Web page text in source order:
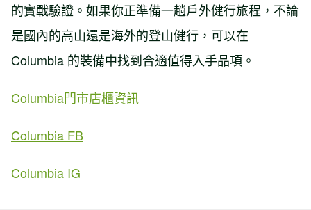
的實戰驗證。如果你正準備一趟戶外健行旅程，不論
是國內的高山還是海外的登山健行，可以在
Columbia 的裝備中找到合適值得入手品項。
Columbia門市店櫃資訊
Columbia FB
Columbia IG